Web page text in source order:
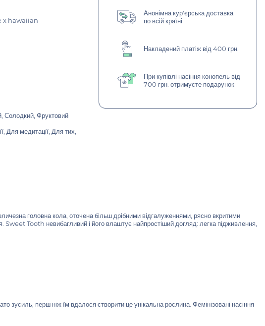
x hawaiian
Солодкий, Фруктовий
Для медитації, Для тих,
Анонімна кур'єрська доставка
по всій країні
Накладений платіж від 400 грн.
При купівлі насіння конопель від
700 грн. отримуєте подарунок
головна кола, оточена більш дрібними відгалуженнями, рясно вкритими
Tooth невибагливий і його влаштує найпростіший догляд: легка підживлення,
зусиль, перш ніж їм вдалося створити це унікальна рослина. Фемінізовані насіння